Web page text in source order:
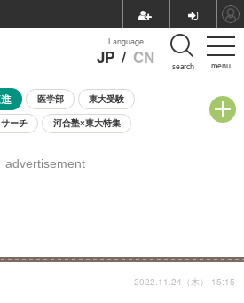
menu
Language
JP / CN search
医学部 東大受験
ーチ 河合塾×東大特集
開催学校説明会・相談会
advertisement
2022.11.24（木） 15:15